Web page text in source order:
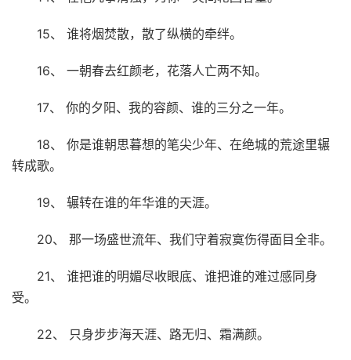
15、 谁将烟焚散，散了纵横的牵绊。
16、 一朝春去红颜老，花落人亡两不知。
17、 你的夕阳、我的容颜、谁的三分之一年。
18、 你是谁朝思暮想的笔尖少年、在绝城的荒途里辗
转成歌。
19、 辗转在谁的年华谁的天涯。
20、 那一场盛世流年、我们守着寂寞伤得面目全非。
21、 谁把谁的明媚尽收眼底、谁把谁的难过感同身
受。
22、 只身步步海天涯、路无归、霜满颜。